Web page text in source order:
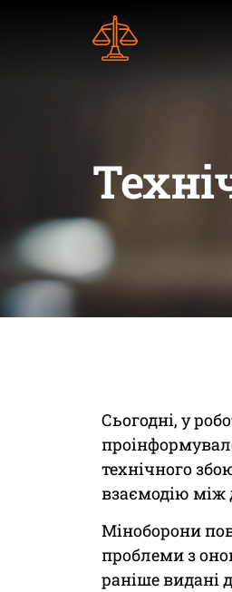
Сьогодні, у
технічного
взаємодію
Міноборони
проблеми з
раніше видані